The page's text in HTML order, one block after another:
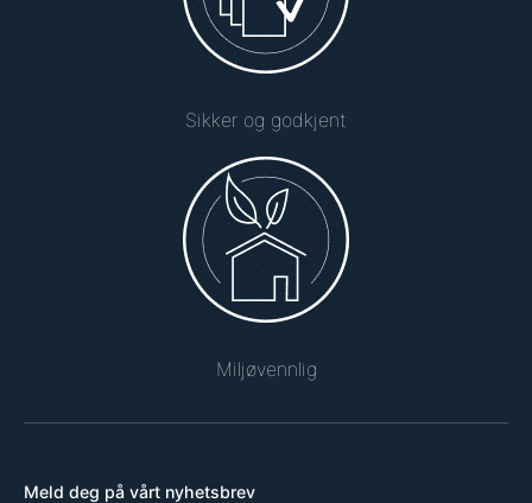
Sikker og godkjent
Miljøvennlig
Meld deg på vårt nyhetsbrev